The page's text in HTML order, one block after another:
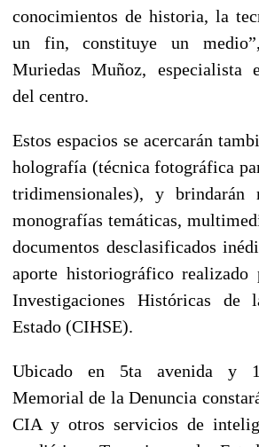
conocimientos de historia, la
un fin, constituye un
Muriedas Muñoz, especialista
del centro.
Estos espacios se acercarán
holografía (técnica fotográfica
tridimensionales), y brindarán
monografías temáticas,
documentos desclasificados
aporte historiográfico
Investigaciones Históricas de
Estado (CIHSE).
Ubicado en 5ta avenida y
Memorial de la Denuncia
CIA y otros servicios de